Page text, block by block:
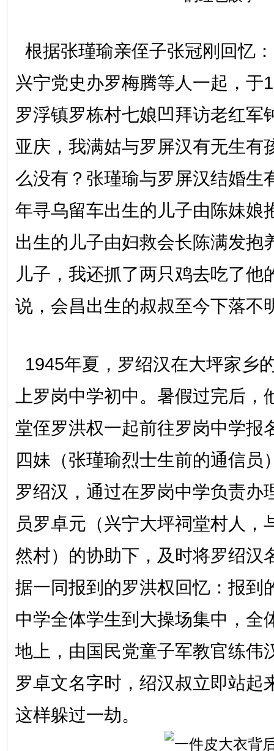
根据张瑾瑜亲侄子张冠刚回忆
兴宁党史办罗梅腾等人一起，于
罗浮镇罗栋村七娘凹拜访老红军
亚庆，我满姑与罗屏汉有无生有
么没有？张瑾瑜与罗屏汉结婚生
年寻乌留车出生的儿子由陈妹娘
出生的儿子由妇救会长陈满发抱
儿子，我还抓了两只鸡去吃了他
说，会昌出生的叔叔至今下落不
1945年夏，罗绍汉在大坪家乡
上罗岗中学初中。暑假过完后
堂侄罗洪权一起前往罗岗中学报
四妹（张瑾瑜烈士生前的通信员
罗绍汉，通过在罗岗中学负责办
员罗卓元（兴宁大坪祠堂村人，
然村）的协助下，及时将罗绍汉
据一同报到的罗洪权回忆：报到
中学全体学生到大操场集中，全
地上，由国民党童子军教官练伟
罗卓文名字时，绍汉叔立即站起
这样躲过一劫。